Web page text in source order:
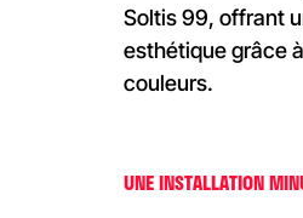
Soltis 99, offrant
esthétique grâce
couleurs.
UNE INSTALLATION